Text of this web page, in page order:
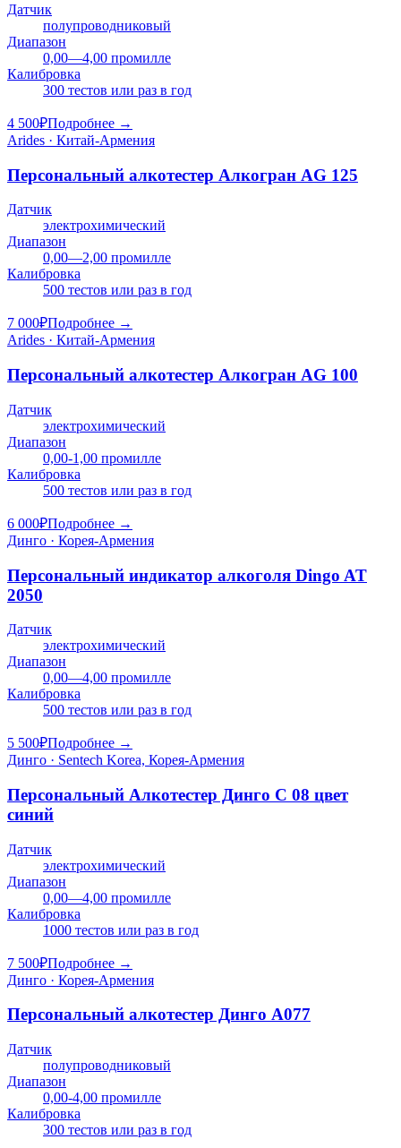
Датчик
полупроводниковый
Диапазон
0,00—4,00 промилле
Калибровка
300 тестов или раз в год
4 500₽Подробнее →
Arides · Китай-Армения
Персональный алкотестер Алкогран AG 125
Датчик
электрохимический
Диапазон
0,00—2,00 промилле
Калибровка
500 тестов или раз в год
7 000₽Подробнее →
Arides · Китай-Армения
Персональный алкотестер Алкогран AG 100
Датчик
электрохимический
Диапазон
0,00-1,00 промилле
Калибровка
500 тестов или раз в год
6 000₽Подробнее →
Динго · Корея-Армения
Персональный индикатор алкоголя Dingo AT
2050
Датчик
электрохимический
Диапазон
0,00—4,00 промилле
Калибровка
500 тестов или раз в год
5 500₽Подробнее →
Динго · Sentech Korea, Корея-Армения
Персональный Алкотестер Динго C 08 цвет
синий
Датчик
электрохимический
Диапазон
0,00—4,00 промилле
Калибровка
1000 тестов или раз в год
7 500₽Подробнее →
Динго · Корея-Армения
Персональный алкотестер Динго А077
Датчик
полупроводниковый
Диапазон
0,00-4,00 промилле
Калибровка
300 тестов или раз в год